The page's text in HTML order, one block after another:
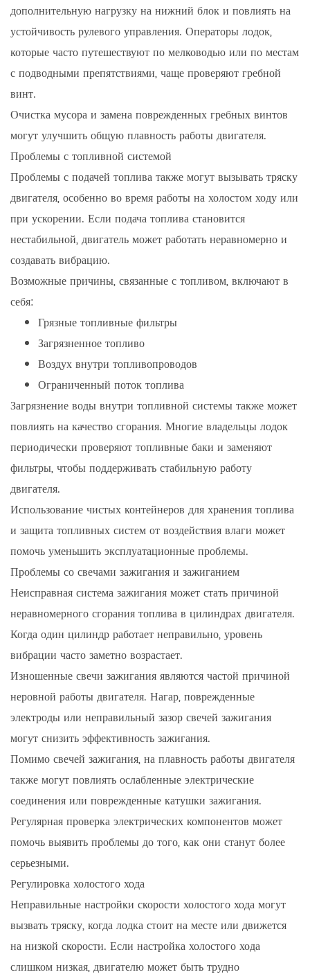
дополнительную нагрузку на нижний блок и повлиять на
устойчивость рулевого управления. Операторы лодок,
которые часто путешествуют по мелководью или по местам
с подводными препятствиями, чаще проверяют гребной
винт.
Очистка мусора и замена поврежденных гребных винтов
могут улучшить общую плавность работы двигателя.
Проблемы с топливной системой
Проблемы с подачей топлива также могут вызывать тряску
двигателя, особенно во время работы на холостом ходу или
при ускорении. Если подача топлива становится
нестабильной, двигатель может работать неравномерно и
создавать вибрацию.
Возможные причины, связанные с топливом, включают в
себя:
Грязные топливные фильтры
Загрязненное топливо
Воздух внутри топливопроводов
Ограниченный поток топлива
Загрязнение воды внутри топливной системы также может
повлиять на качество сгорания. Многие владельцы лодок
периодически проверяют топливные баки и заменяют
фильтры, чтобы поддерживать стабильную работу
двигателя.
Использование чистых контейнеров для хранения топлива
и защита топливных систем от воздействия влаги может
помочь уменьшить эксплуатационные проблемы.
Проблемы со свечами зажигания и зажиганием
Неисправная система зажигания может стать причиной
неравномерного сгорания топлива в цилиндрах двигателя.
Когда один цилиндр работает неправильно, уровень
вибрации часто заметно возрастает.
Изношенные свечи зажигания являются частой причиной
неровной работы двигателя. Нагар, поврежденные
электроды или неправильный зазор свечей зажигания
могут снизить эффективность зажигания.
Помимо свечей зажигания, на плавность работы двигателя
также могут повлиять ослабленные электрические
соединения или поврежденные катушки зажигания.
Регулярная проверка электрических компонентов может
помочь выявить проблемы до того, как они станут более
серьезными.
Регулировка холостого хода
Неправильные настройки скорости холостого хода могут
вызвать тряску, когда лодка стоит на месте или движется
на низкой скорости. Если настройка холостого хода
слишком низкая, двигателю может быть трудно